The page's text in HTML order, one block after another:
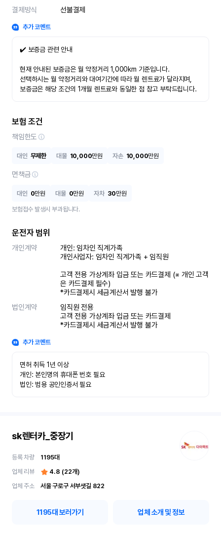
결제방식
선불결제
추가 코멘트
✔️ 보증금 관련 안내
현재 안내된 보증금은 월 약정거리 1,000km 기준입니다.
선택하시는 월 약정거리와 대여기간에 따라 월 렌트료가 달라지며,
보증금은 해당 조건의 1개월 렌트료와 동일한 점 참고 부탁드립니다.
보험 조건
책임한도
대인 무제한 대물 10,000만원 자손 10,000만원
면책금
대인 0만원 대물 0만원 자차 30만원
보험접수 발생시 부과됩니다.
운전자 범위
개인계약
개인: 임차인 직계가족
개인사업자: 임차인 직계가족 + 임직원
고객 전용 가상계좌 입금 또는 카드결제 (※ 개인 고객
은 카드결제 필수)
*카드결제시 세금계산서 발행 불가
법인계약
임직원 전용
고객 전용 가상계좌 입금 또는 카드결제
*카드결제시 세금계산서 발행 불가
추가 코멘트
면허 취득 1년 이상
개인: 본인명의 휴대폰 번호 필요
법인: 범용 공인인증서 필요
sk렌터카_중장기
등록 차량 1195대
업체 리뷰
4.8 (22개)
업체 주소
서울 구로구 서부샛길 822
1195대 보러가기 업체 소개 및 정보